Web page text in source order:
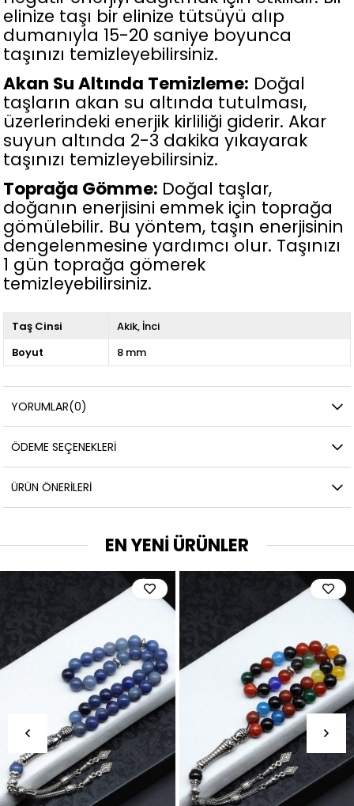
elinize taşı bir elinize tütsüyü alıp
dumanıyla 15-20 saniye boyunca
taşınızı temizleyebilirsiniz.
Akan Su Altında Temizleme: Doğal
taşların akan su altında tutulması,
üzerlerindeki enerjik kirliliği giderir. Akar
suyun altında 2-3 dakika yıkayarak
taşınızı temizleyebilirsiniz.
Toprağa Gömme: Doğal taşlar,
doğanın enerjisini emmek için toprağa
gömülebilir. Bu yöntem, taşın enerjisinin
dengelenmesine yardımcı olur. Taşınızı
1 gün toprağa gömerek
temizleyebilirsiniz.
Taş Cinsi Akik İnci
Boyut
8 mm
YORUMLAR(0)
ÖDEME SEÇENEKLERI
ÜRÜN ÖNERILERI
EN YENİ ÜRÜNLER